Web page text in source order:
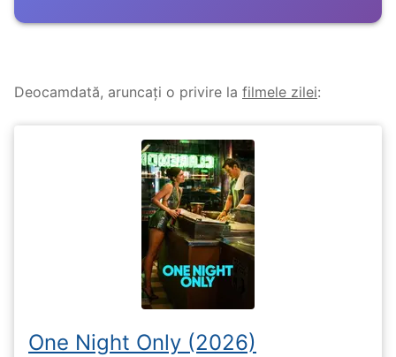
Deocamdată, aruncați o privire la filmele zilei:
One Night Only (2026)